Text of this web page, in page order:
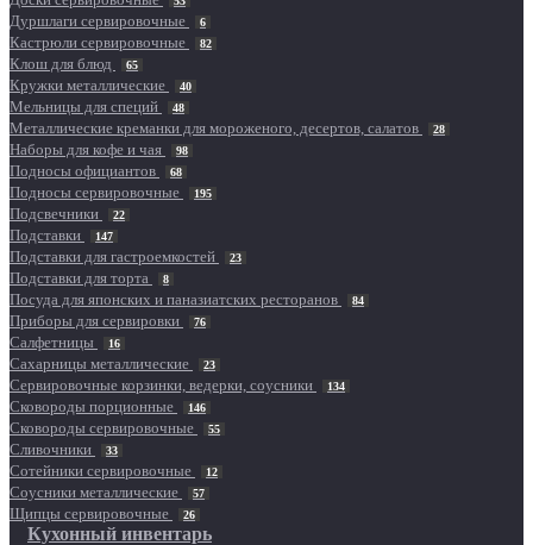
Дуршлаги сервировочные 6
Кастрюли сервировочные 82
Клош для блюд 65
Кружки металлические 40
Мельницы для специй 48
Металлические креманки для мороженого, десертов, салатов 28
Наборы для кофе и чая 98
Подносы официантов 68
Подносы сервировочные 195
Подсвечники 22
Подставки 147
Подставки для гастроемкостей 23
Подставки для торта 8
Посуда для японских и паназиатских ресторанов 84
Приборы для сервировки 76
Салфетницы 16
Сахарницы металлические 23
Сервировочные корзинки, ведерки, соусники 134
Сковороды порционные 146
Сковороды сервировочные 55
Сливочники 33
Сотейники сервировочные 12
Соусники металлические 57
Щипцы сервировочные 26
Кухонный инвентарь